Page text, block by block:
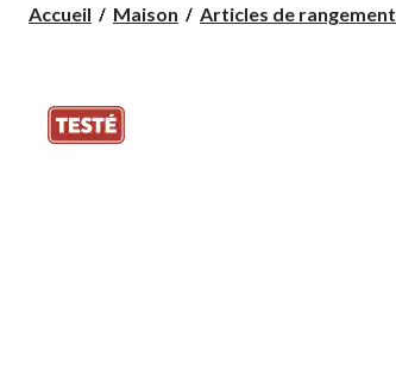
Accueil Maison Articles de rangement